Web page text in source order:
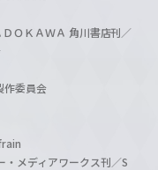
ＯＫＡＷＡ 角川書店刊／
委員会
メディアワークス刊／S